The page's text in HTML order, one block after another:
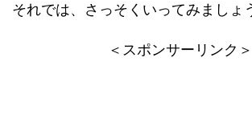
それでは、さっそくいってみましょ
＜スポンサーリンク＞